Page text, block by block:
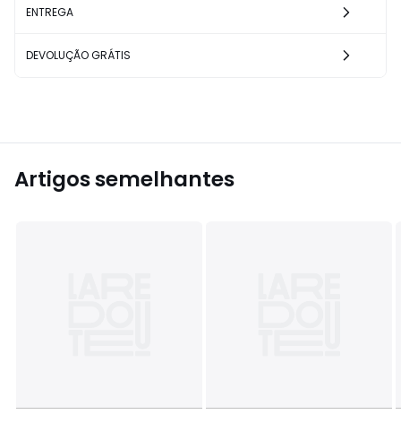
ENTREGA
DEVOLUÇÃO GRÁTIS
Artigos semelhantes